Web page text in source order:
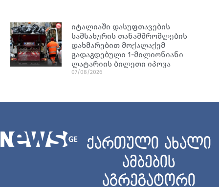
იტალიაში დასუფთავების
სამსახურის თანამშრომლების
დახმარებით მოქალაქემ
გადაგდებული 1-მილიონიანი
ლატარიის ბილეთი იპოვა
07/08/2026
ქართული ახალი
ამბების
აგრეგატორი